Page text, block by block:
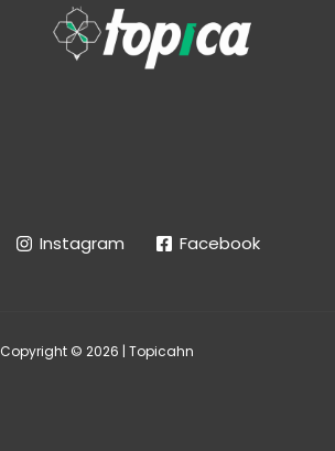
Instagram Facebook
Copyright © 2026 | Topicahn